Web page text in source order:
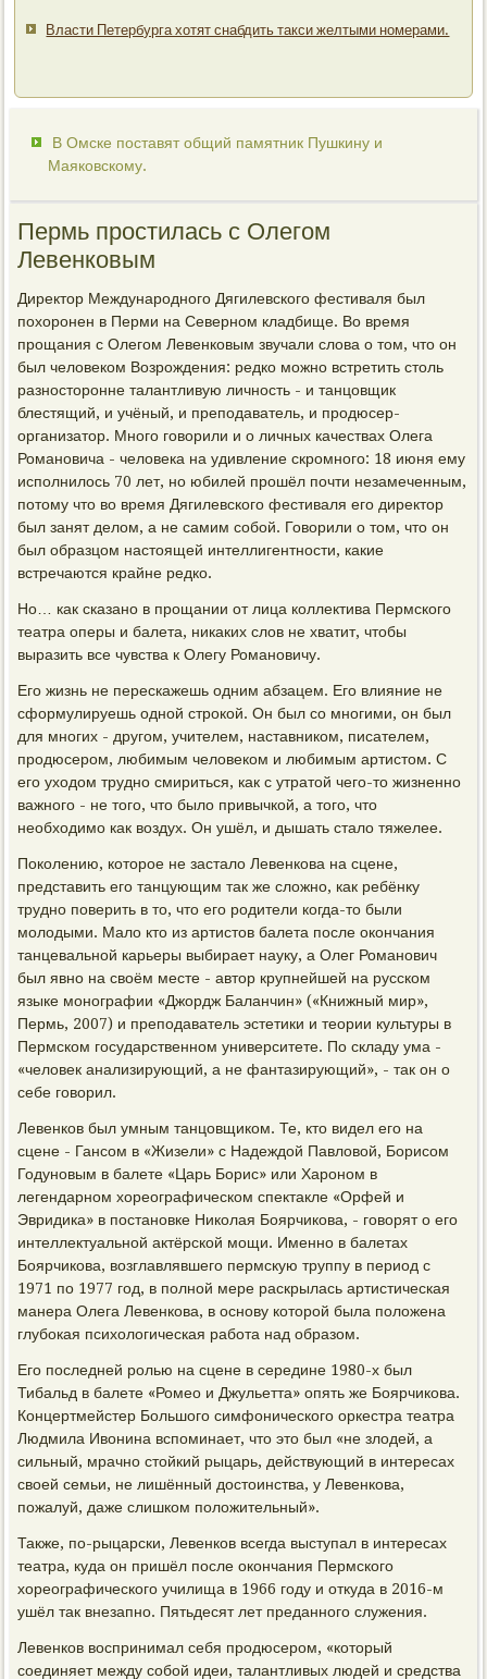
Власти Петербурга хотят снабдить такси желтыми номерами.
В Омске поставят общий памятник Пушкину и
Маяковскому.
Пермь простилась с Олегом
Левенковым
Директор Международного Дягилевского фестиваля был
похоронен в Перми на Северном кладбище. Во время
прощания с Олегом Левенковым звучали слова о том, что он
был человеком Возрождения: редко можно встретить столь
разносторонне талантливую личность - и танцовщик
блестящий, и учёный, и преподаватель, и продюсер-
организатор. Много говорили и о личных качествах Олега
Романовича - человека на удивление скромного: 18 июня ему
исполнилось 70 лет, но юбилей прошёл почти незамеченным,
потому что во время Дягилевского фестиваля его директор
был занят делом, а не самим собой. Говорили о том, что он
был образцом настоящей интеллигентности, какие
встречаются крайне редко.
Но… как сказано в прощании от лица коллектива Пермского
театра оперы и балета, никаких слов не хватит, чтобы
выразить все чувства к Олегу Романовичу.
Его жизнь не перескажешь одним абзацем. Его влияние не
сформулируешь одной строкой. Он был со многими, он был
для многих - другом, учителем, наставником, писателем,
продюсером, любимым человеком и любимым артистом. С
его уходом трудно смириться, как с утратой чего-то жизненно
важного - не того, что было привычкой, а того, что
необходимо как воздух. Он ушёл, и дышать стало тяжелее.
Поколению, которое не застало Левенкова на сцене,
представить его танцующим так же сложно, как ребёнку
трудно поверить в то, что его родители когда-то были
молодыми. Мало кто из артистов балета после окончания
танцевальной карьеры выбирает науку, а Олег Романович
был явно на своём месте - автор крупнейшей на русском
языке монографии «Джордж Баланчин» («Книжный мир»,
Пермь, 2007) и преподаватель эстетики и теории культуры в
Пермском государственном университете. По складу ума -
«человек анализирующий, а не фантазирующий», - так он о
себе говорил.
Левенков был умным танцовщиком. Те, кто видел его на
сцене - Гансом в «Жизели» с Надеждой Павловой, Борисом
Годуновым в балете «Царь Борис» или Хароном в
легендарном хореографическом спектакле «Орфей и
Эвридика» в постановке Николая Боярчикова, - говорят о его
интеллектуальной актёрской мощи. Именно в балетах
Боярчикова, возглавлявшего пермскую труппу в период с
1971 по 1977 год, в полной мере раскрылась артистическая
манера Олега Левенкова, в основу которой была положена
глубокая психологическая работа над образом.
Его последней ролью на сцене в середине 1980-х был
Тибальд в балете «Ромео и Джульетта» опять же Боярчикова.
Концертмейстер Большого симфонического оркестра театра
Людмила Ивонина вспоминает, что это был «не злодей, а
сильный, мрачно стойкий рыцарь, действующий в интересах
своей семьи, не лишённый достоинства, у Левенкова,
пожалуй, даже слишком положительный».
Также, по-рыцарски, Левенков всегда выступал в интересах
театра, куда он пришёл после окончания Пермского
хореографического училища в 1966 году и откуда в 2016-м
ушёл так внезапно. Пятьдесят лет преданного служения.
Левенков воспринимал себя продюсером, «который
соединяет между собой идеи, талантливых людей и средства